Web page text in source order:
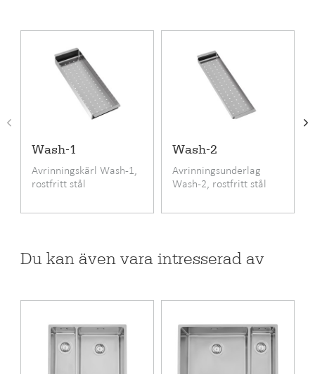
- Yttermått: 740x440
- Innermått: 500x400/180x400
- Djup: 200/180 mm
- Invändig hörnradie: 15 mm
- Utvändig hörnradie: 10 mm
Produktkod
LAGOM-18-50
EAN kod
6417791138838
Material
Rostfritt stål
Wash-1
Avrinningskärl Wash-1,
rostfritt stål
Wash-2
Avrinningsunderlag
Wash-2, rostfritt stål
Du kan även vara intresserad av